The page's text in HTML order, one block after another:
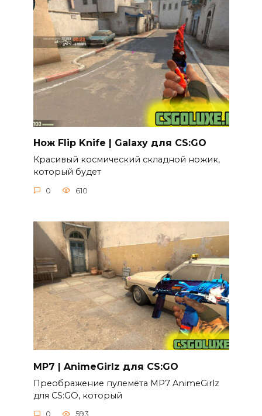
Нож Flip Knife | Galaxy для CS:GO
Красивый космический складной ножик,
который будет
0 610
MP7 | AnimeGirlz для CS:GO
Преображение пулемёта MP7 AnimeGirlz
для CS:GO, который
0 593